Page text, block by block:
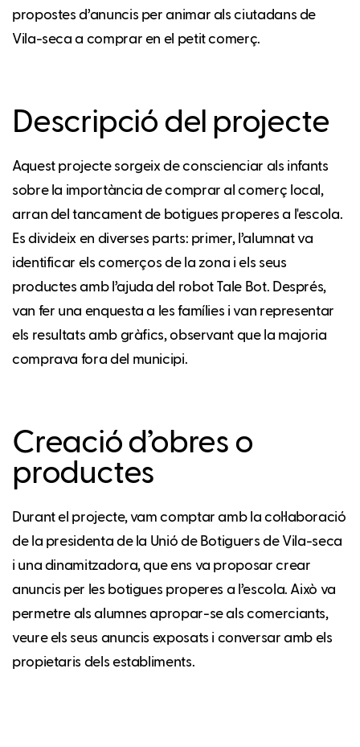
propostes d’anuncis per animar als ciutadans de
Vila-seca a comprar en el petit comerç.
Descripció del projecte
Aquest projecte sorgeix de conscienciar als infants
sobre la importància de comprar al comerç local,
arran del tancament de botigues properes a l'escola.
Es divideix en diverses parts: primer, l’alumnat va
identificar els comerços de la zona i els seus
productes amb l’ajuda del robot Tale Bot. Després,
van fer una enquesta a les famílies i van representar
els resultats amb gràfics, observant que la majoria
comprava fora del municipi.
Creació d’obres o
productes
Durant el projecte, vam comptar amb la col·laboració
de la presidenta de la Unió de Botiguers de Vila-seca
i una dinamitzadora, que ens va proposar crear
anuncis per les botigues properes a l’escola. Això va
permetre als alumnes apropar-se als comerciants,
veure els seus anuncis exposats i conversar amb els
propietaris dels establiments.